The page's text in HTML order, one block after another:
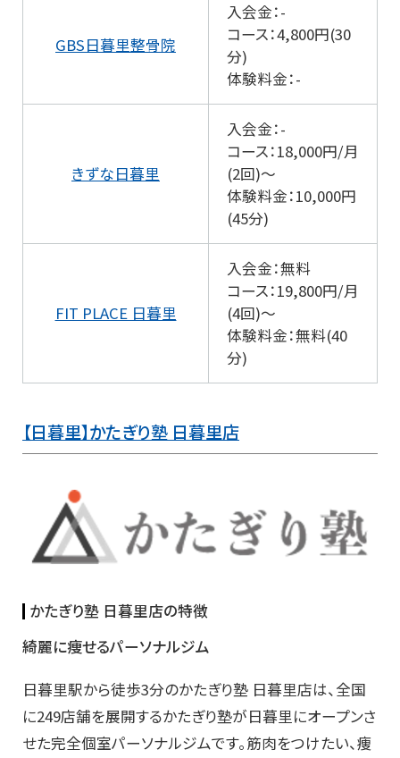
GBS日暮里整骨院
入会金：-
コース：4,800円(30
分)
体験料金：-
きずな日暮里
入会金：-
コース：18,000円/月
(2回)～
体験料金：10,000円
(45分)
FIT PLACE 日暮里
入会金：無料
コース：19,800円/月
(4回)～
体験料金：無料(40
分)
【日暮里】かたぎり塾 日暮里店
かたぎり塾 日暮里店の特徴
綺麗に痩せるパーソナルジム
日暮里駅から徒歩3分のかたぎり塾 日暮里店は、全国
に249店舗を展開するかたぎり塾が日暮里にオープンさ
せた完全個室パーソナルジムです。筋肉をつけたい、痩